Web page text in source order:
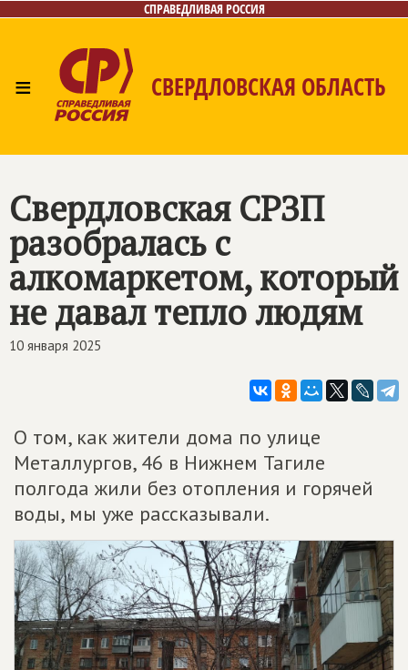
СПРАВЕДЛИВАЯ РОССИЯ
≡ СВЕРДЛОВСКАЯ ОБЛАСТЬ
Поиск
Свердловская СРЗП
разобралась с
алкомаркетом, который
не давал тепло людям
10 января 2025
О том, как жители дома по улице
Металлургов, 46 в Нижнем Тагиле
полгода жили без отопления и горячей
воды, мы уже рассказывали.